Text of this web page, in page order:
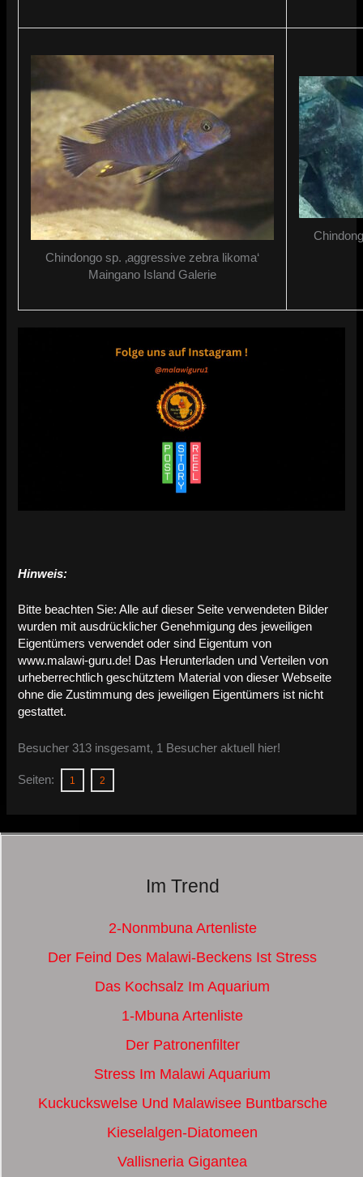
Chindongo sp. ‚aggressive zebra likoma‘
Maingano Island Galerie
Hinweis:
Bitte beachten Sie: Alle auf dieser Seite verwendeten Bilder
wurden mit ausdrücklicher Genehmigung des jeweiligen
Eigentümers verwendet oder sind Eigentum von
www.malawi-guru.de! Das Herunterladen und Verteilen von
urheberrechtlich geschütztem Material von dieser Webseite
ohne die Zustimmung des jeweiligen Eigentümers ist nicht
gestattet.
Besucher 313 insgesamt, 1 Besucher aktuell hier!
Seiten: 1 2
Im Trend
2-Nonmbuna Artenliste
Der Feind Des Malawi-Beckens Ist Stress
Das Kochsalz Im Aquarium
1-Mbuna Artenliste
Der Patronenfilter
Stress Im Malawi Aquarium
Kuckuckswelse Und Malawisee Buntbarsche
Kieselalgen-Diatomeen
Vallisneria Gigantea